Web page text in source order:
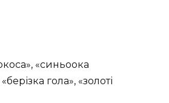
«синьоока
гола», «золоті